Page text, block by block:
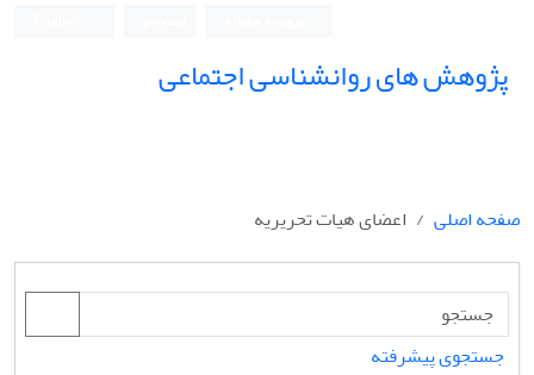
پژوهش های روانشناسی اجتماعی
صفحه اصلی اعضای هیات تحریریه
جستجوی پیشرفته